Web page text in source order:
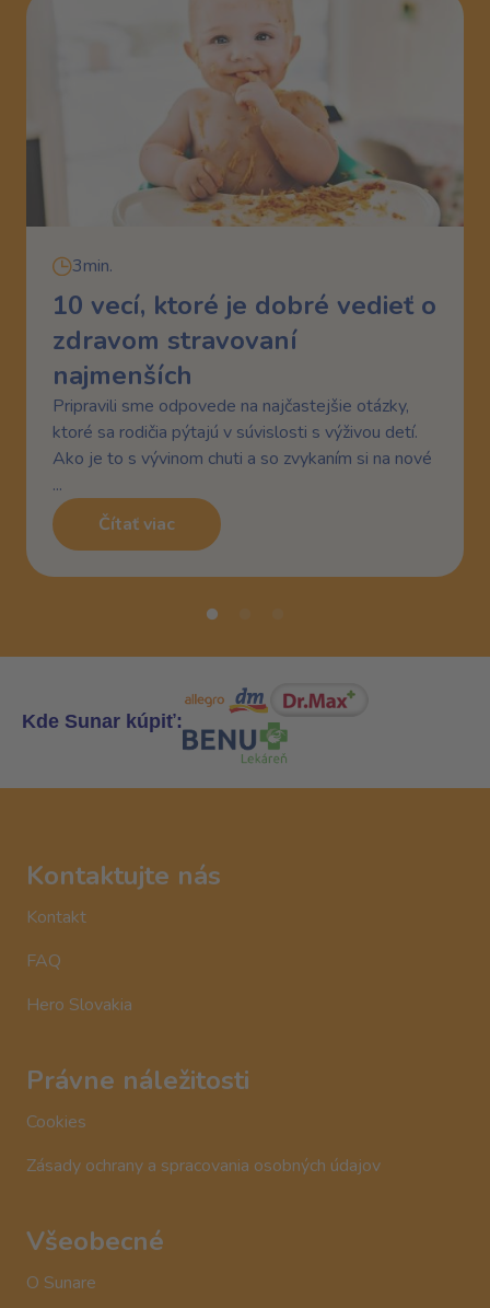
3min.
10 vecí, ktoré je dobré vedieť o
zdravom stravovaní
najmenších
Pripravili sme odpovede na najčastejšie otázky,
ktoré sa rodičia pýtajú v súvislosti s výživou detí.
Ako je to s vývinom chuti a so zvykaním si na nové
...
Čítať viac
Kde Sunar kúpiť:
Kontaktujte nás
Kontakt
FAQ
Hero Slovakia
Právne náležitosti
Cookies
Zásady ochrany a spracovania osobných údajov
Všeobecné
O Sunare